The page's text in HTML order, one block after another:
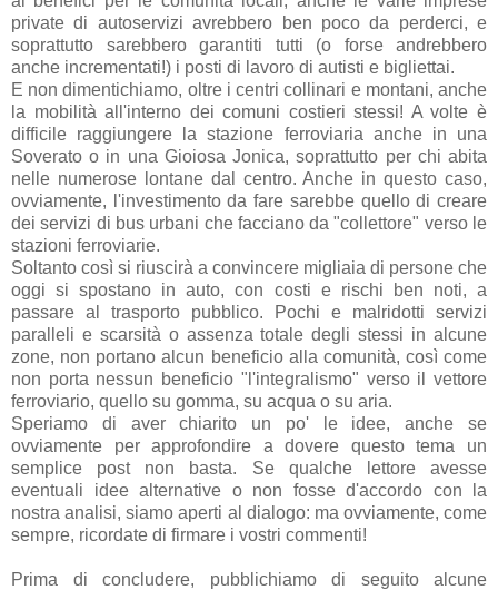
private di autoservizi avrebbero ben poco da perderci, e
soprattutto sarebbero garantiti tutti (o forse andrebbero
anche incrementati!) i posti di lavoro di autisti e bigliettai.
E non dimentichiamo, oltre i centri collinari e montani, anche
la mobilità all'interno dei comuni costieri stessi! A volte è
difficile raggiungere la stazione ferroviaria anche in una
Soverato o in una Gioiosa Jonica, soprattutto per chi abita
nelle numerose lontane dal centro. Anche in questo caso,
ovviamente, l'investimento da fare sarebbe quello di creare
dei servizi di bus urbani che facciano da "collettore" verso le
stazioni ferroviarie.
Soltanto così si riuscirà a convincere migliaia di persone che
oggi si spostano in auto, con costi e rischi ben noti, a
passare al trasporto pubblico. Pochi e malridotti servizi
paralleli e scarsità o assenza totale degli stessi in alcune
zone, non portano alcun beneficio alla comunità, così come
non porta nessun beneficio "l'integralismo" verso il vettore
ferroviario, quello su gomma, su acqua o su aria.
Speriamo di aver chiarito un po' le idee, anche se
ovviamente per approfondire a dovere questo tema un
semplice post non basta. Se qualche lettore avesse
eventuali idee alternative o non fosse d'accordo con la
nostra analisi, siamo aperti al dialogo: ma ovviamente, come
sempre, ricordate di firmare i vostri commenti!
Prima di concludere, pubblichiamo di seguito alcune